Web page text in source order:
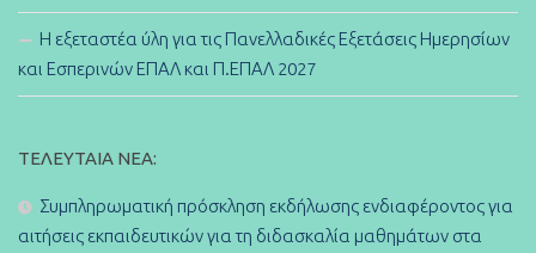
Η εξεταστέα ύλη για τις Πανελλαδικές Εξετάσεις Ημερησίων
και Εσπερινών ΕΠΑΛ και Π.ΕΠΑΛ 2027
ΤΕΛΕΥΤΑΊΑ ΝΈΑ:
Συμπληρωματική πρόσκληση εκδήλωσης ενδιαφέροντος για
αιτήσεις εκπαιδευτικών για τη διδασκαλία μαθημάτων στα